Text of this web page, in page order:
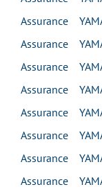
Assurance
Assurance
Assurance
Assurance
Assurance
Assurance
Assurance
Assurance